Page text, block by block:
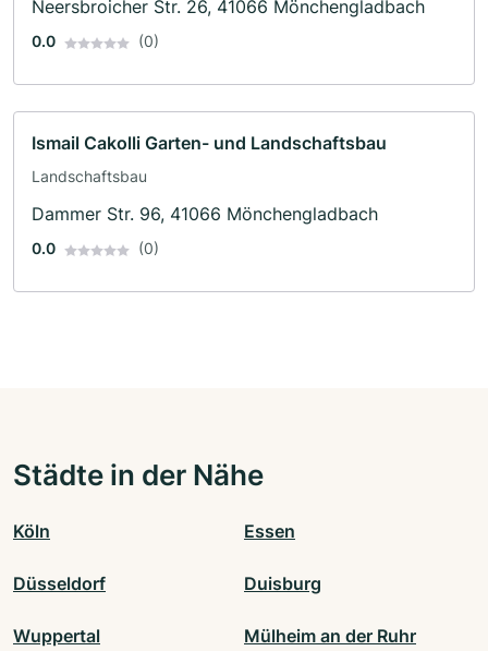
Neersbroicher Str. 26, 41066 Mönchengladbach
0.0 (0)
Ismail Cakolli Garten- und Landschaftsbau
Landschaftsbau
Dammer Str. 96, 41066 Mönchengladbach
0.0 (0)
Städte in der Nähe
Köln Essen
Düsseldorf Duisburg
Wuppertal Mülheim an der Ruhr